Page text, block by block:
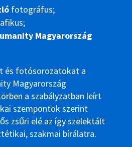
fotográfus;
Magyarország
és fotósorozatokat a
Magyarország
a szabályzatban leírt
szempontok szerint
zsűri elé az így szelektált
szakmai bírálatra.